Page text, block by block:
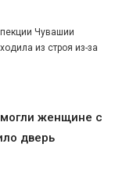
Чувашии
из строя из-за
женщине с
дверь